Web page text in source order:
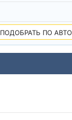
ПОДОБРАТЬ ПО АВТО